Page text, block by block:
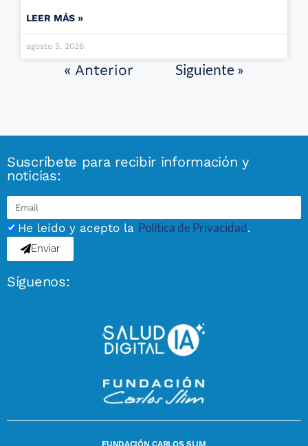
LEER MÁS »
agosto 5, 2026
« Anterior Siguiente »
Suscríbete para recibir información y
noticias:
He leído y acepto la Política de Privacidad.
Enviar
Síguenos: